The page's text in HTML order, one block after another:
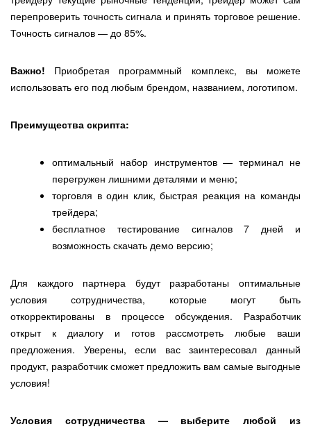
перепроверить точность сигнала и принять торговое решение.
Точность сигналов — до 85%.
Важно! Приобретая программный комплекс, вы можете
использовать его под любым брендом, названием, логотипом.
Преимущества скрипта:
оптимальный набор инструментов — терминал не
перегружен лишними деталями и меню;
торговля в один клик, быстрая реакция на команды
трейдера;
бесплатное тестирование сигналов 7 дней и
возможность скачать демо версию;
Для каждого партнера будут разработаны оптимальные
условия сотрудничества, которые могут быть
откорректированы в процессе обсуждения. Разработчик
открыт к диалогу и готов рассмотреть любые ваши
предложения. Уверены, если вас заинтересовал данный
продукт, разработчик сможет предложить вам самые выгодные
условия!
Условия сотрудничества — выберите любой из